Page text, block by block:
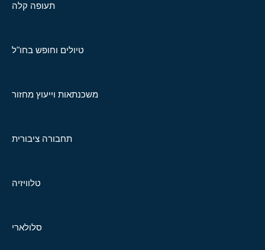
תעופה קלה
טיולים וחופש בחו"ל
משכנתאות וייעוץ מחזור
תחבורה ציבורית
טלוויזיה
סלולארי